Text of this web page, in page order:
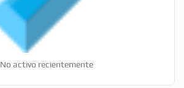
No activo recientemente